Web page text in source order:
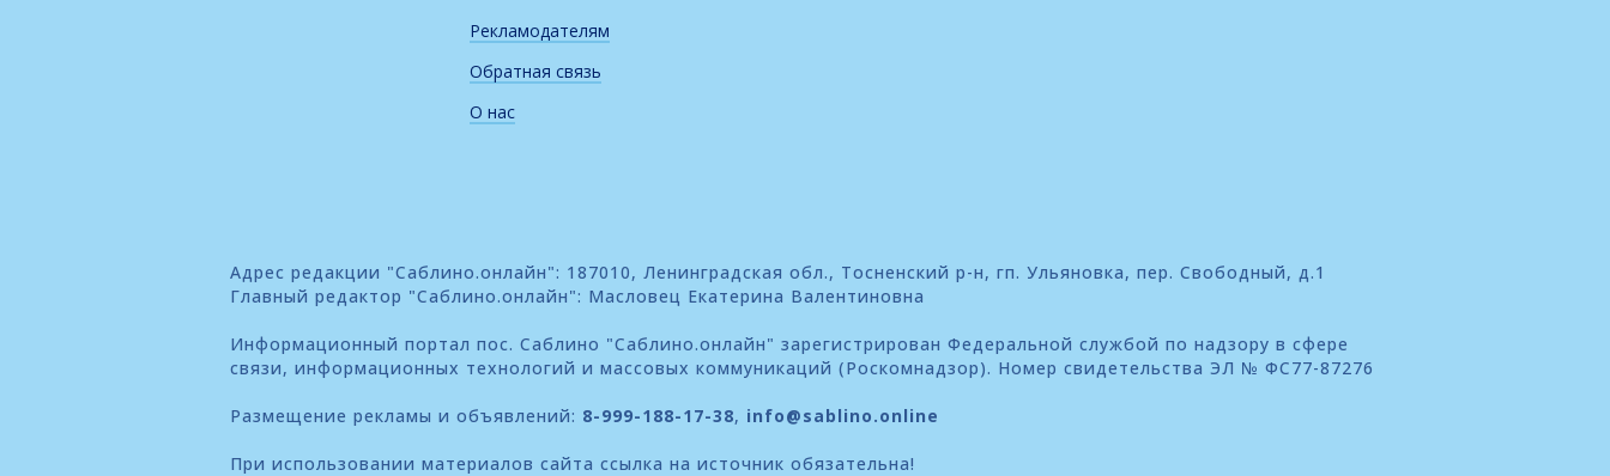
Рекламодателям
Обратная связь
О нас
Адрес редакции "Саблино.онлайн": 187010, Ленинградская обл., Тосненский р-н, гп. Ульяновка, пер. Свободный, д.1
Главный редактор "Саблино.онлайн": Масловец Екатерина Валентиновна
Информационный портал пос. Саблино "Саблино.онлайн" зарегистрирован Федеральной службой по надзору в сфере
связи, информационных технологий и массовых коммуникаций (Роскомнадзор). Номер свидетельства ЭЛ № ФС77-87276
Размещение рекламы и объявлений: 8-999-188-17-38, info@sablino.online
При использовании материалов сайта ссылка на источник обязательна!